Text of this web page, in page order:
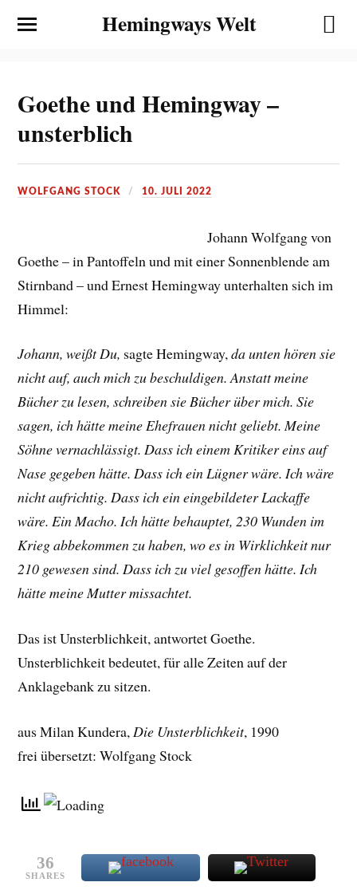
Hemingways Welt
Goethe und Hemingway –
unsterblich
WOLFGANG STOCK 10. JULI 2022
Johann Wolfgang von
Goethe – in Pantoffeln und mit einer Sonnenblende am
Stirnband – und Ernest Hemingway unterhalten sich im
Himmel:
Johann, weißt Du, sagte Hemingway,da unten hören sie
nicht auf, auch mich zu beschuldigen. Anstatt meine
Bücher zu lesen, schreiben sie Bücher über mich. Sie
sagen, ich hätte meine Ehefrauen nicht geliebt. Meine
Söhne vernachlässigt. Dass ich einem Kritiker eins auf
Nase gegeben hätte. Dass ich ein Lügner wäre. Ich wäre
nicht aufrichtig. Dass ich ein eingebildeter Lackaffe
wäre. Ein Macho. Ich hätte behauptet, 230 Wunden im
Krieg abbekommen zu haben, wo es in Wirklichkeit nur
210 gewesen sind. Dass ich zu viel gesoffen hätte. Ich
hätte meine Mutter missachtet.
Das ist Unsterblichkeit, antwortet Goethe.
Unsterblichkeit bedeutet, für alle Zeiten auf der
Anklagebank zu sitzen.
aus Milan Kundera,Die Unsterblichkeit, 1990
frei übersetzt: Wolfgang Stock
36
SHARES